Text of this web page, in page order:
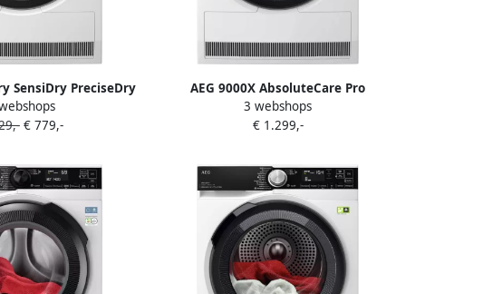
SensiDry PreciseDry
mm 47.8 kg
Wit€ 779,-
AEG 9000X AbsoluteCare Pro
Warmtepomp Droger 9 kg
TR97MUNCHEN
3 webshops
€ 1.299,-